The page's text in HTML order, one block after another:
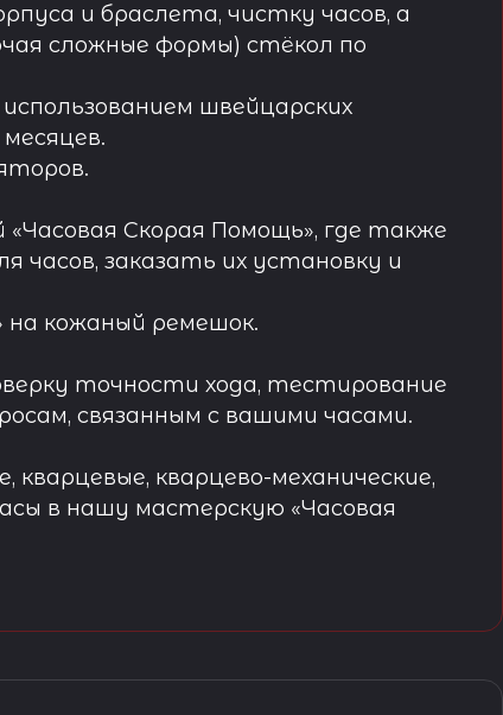
и браслета, чистку часов, а
сложные формы) стёкол по
швейцарских
Скорая Помощь», где также
заказать их установку и
на кожаный ремешок.
точности хода, тестирование
связанным с вашими часами.
кварцево-механические,
в нашу мастерскую «Часовая